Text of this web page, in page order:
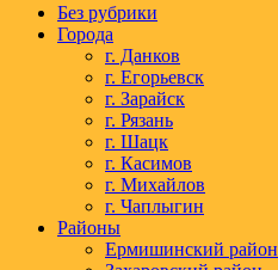
А.Бокарева
Без рубрики
Города
г. Данков
г. Егорьевск
г. Зарайск
г. Рязань
г. Шацк
г. Касимов
г. Михайлов
г. Чаплыгин
Районы
Ермишинский район